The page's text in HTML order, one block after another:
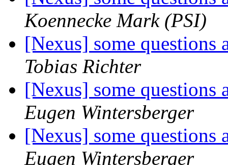
Koennecke Mark (PSI)
[Nexus] some
Tobias Richter
[Nexus] some
Eugen Wintersberger
[Nexus] some
Eugen Wintersberger